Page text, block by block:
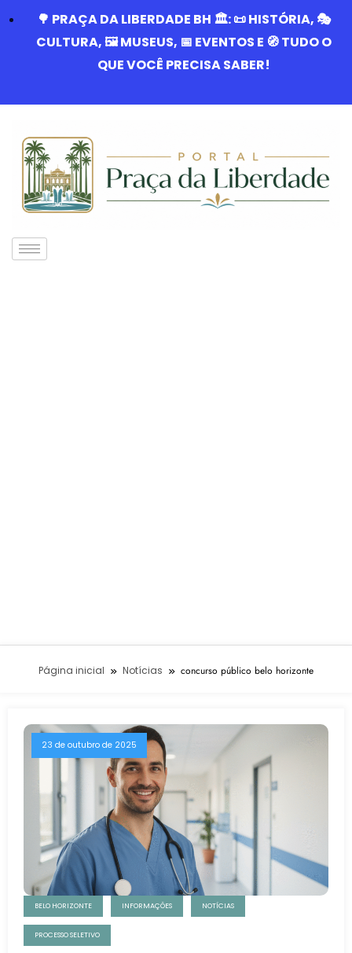
🌳 PRAÇA DA LIBERDADE BH 🏛️: 📜 HISTÓRIA, 🎭
CULTURA, 🖼️ MUSEUS, 📅 EVENTOS E 🧭 TUDO O
QUE VOCÊ PRECISA SABER!
Página inicial Notícias concurso público belo horizonte
23 de outubro de 2025
BELO HORIZONTE INFORMAÇÕES NOTÍCIAS
PROCESSO SELETIVO